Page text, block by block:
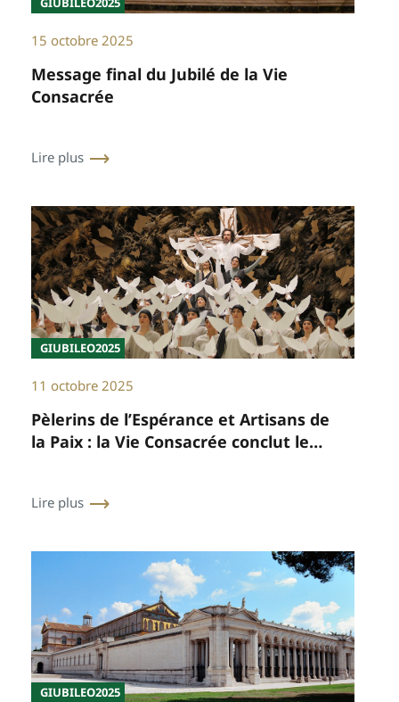
15 octobre 2025
Message final du Jubilé de la Vie
Consacrée
Lire plus
GIUBILEO2025
11 octobre 2025
Pèlerins de l’Espérance et Artisans de
la Paix : la Vie Consacrée conclut le
Lire plus
GIUBILEO2025